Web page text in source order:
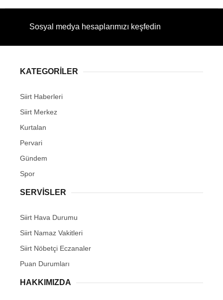
Sosyal medya hesaplarımızı keşfedin
KATEGORİLER
Siirt Haberleri
Siirt Merkez
Kurtalan
Pervari
Gündem
Spor
SERVİSLER
Siirt Hava Durumu
Siirt Namaz Vakitleri
Siirt Nöbetçi Eczanaler
Puan Durumları
HAKKIMIZDA